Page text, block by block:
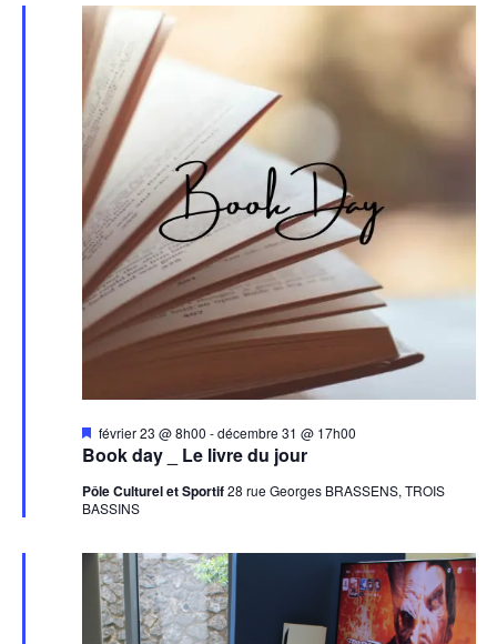
Book day _ Le livre du jour
Mis
en
avant
février 23 @ 8h00 -décembre 31 @ 17h00
Pôle Culturel et Sportif28 rue Georges BRASSENS, TROIS
BASSINS